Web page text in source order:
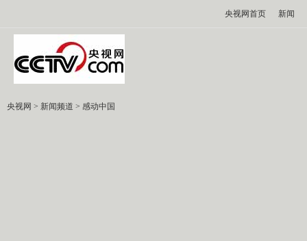
央视网首页 新闻
央视网 > 新闻频道 > 感动中国